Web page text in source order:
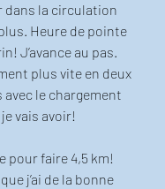
dans la circulation
Heure de pointe
J’avance au pas.
plus vite en deux
avec le chargement
vais avoir!
pour faire 4,5 km!
j’ai de la bonne